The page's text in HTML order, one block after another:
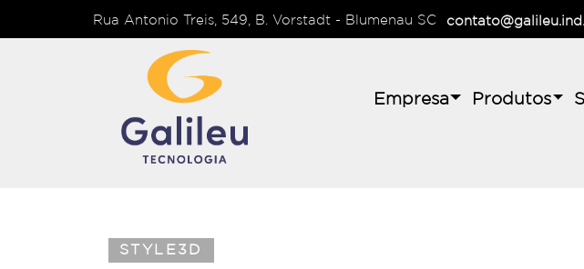
Rua Antonio Treis, 549, B. Vorstadt - Blumenau SC
Empresa Produtos
STYLE3D